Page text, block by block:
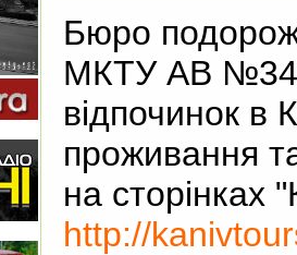
Бюро
МКТУ АВ
відпочинок в
проживання
на сторінках
http://